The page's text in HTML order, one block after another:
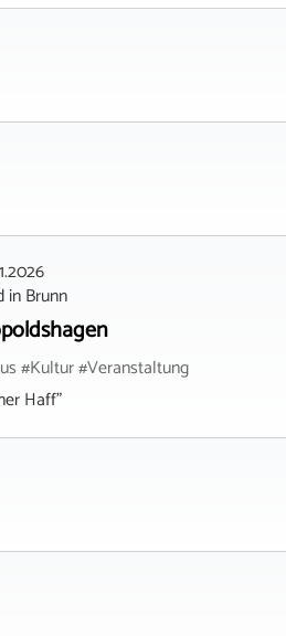
inBrunn
#Kultur #Veranstaltung
Haff"